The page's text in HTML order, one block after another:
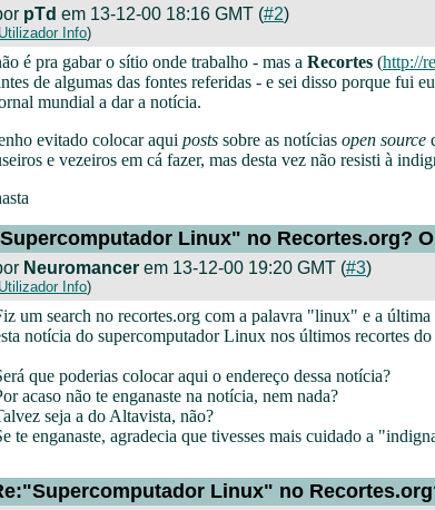
pTd em 13-12-00 18:16 GMT (#2)
Utilizador Info)
é pra gabar o sítio onde trabalho - mas a Recortes (http://
de algumas das fontes referidas - e sei disso porque fui
mundial a dar a notícia.
evitado colocar aqui posts sobre as notícias open source
e vezeiros em cá fazer, mas desta vez não resisti à
Linux" no Recortes.org?
Neuromancer em 13-12-00 19:20 GMT (#3)
Utilizador Info)
um search no recortes.org com a palavra "linux" e a
notícia do supercomputador Linux nos últimos recortes do
que poderias colocar aqui o endereço dessa notícia?
acaso não te enganaste na notícia, nem nada?
seja a do Altavista, não?
te enganaste, agradecia que tivesses mais cuidado a
Linux" no